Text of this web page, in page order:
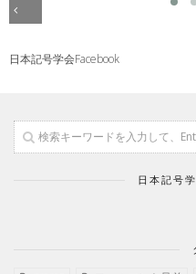
日本記号学会Facebook
日本記号